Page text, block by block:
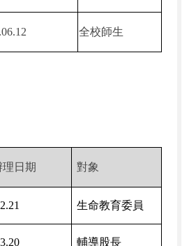
全校師生
理日期 對象
生命教育委員
輔導股長